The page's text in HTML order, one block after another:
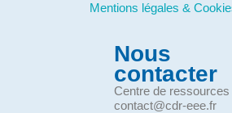
Mentions légales &
Nous
contacter
Centre de ressources
contact@cdr-eee.fr